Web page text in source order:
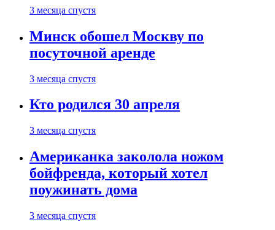
3 месяца спустя
Минск обошел Москву по
посуточной аренде
3 месяца спустя
Кто родился 30 апреля
3 месяца спустя
Американка заколола ножом
бойфренда, который хотел
поужинать дома
3 месяца спустя